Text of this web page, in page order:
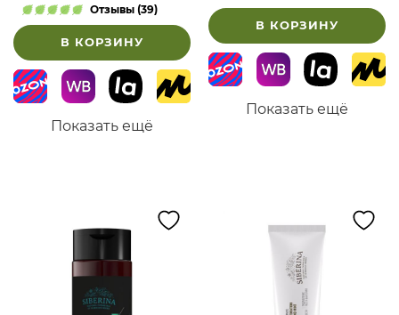
Отзывы (39)
В КОРЗИНУ
Показать ещё
В КОРЗИНУ
Показать ещё